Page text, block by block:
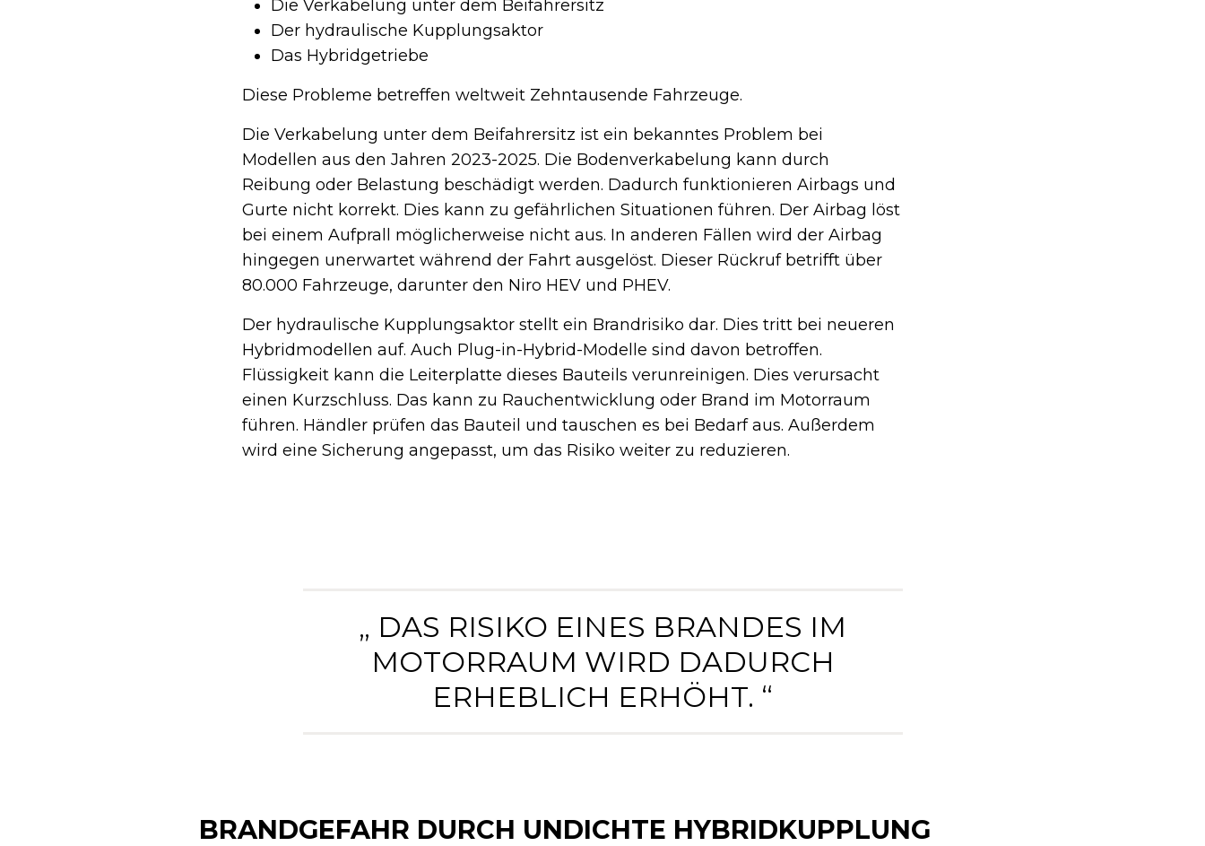
Die Verkabelung unter dem Beifahrersitz
Der hydraulische Kupplungsaktor
Das Hybridgetriebe
Diese Probleme betreffen weltweit Zehntausende Fahrzeuge.
Die Verkabelung unter dem Beifahrersitz ist ein bekanntes Problem bei
Modellen aus den Jahren 2023-2025. Die Bodenverkabelung kann durch
Reibung oder Belastung beschädigt werden. Dadurch funktionieren Airbags und
Gurte nicht korrekt. Dies kann zu gefährlichen Situationen führen. Der Airbag löst
bei einem Aufprall möglicherweise nicht aus. In anderen Fällen wird der Airbag
hingegen unerwartet während der Fahrt ausgelöst. Dieser Rückruf betrifft über
80.000 Fahrzeuge, darunter den Niro HEV und PHEV.
Der hydraulische Kupplungsaktor stellt ein Brandrisiko dar. Dies tritt bei neueren
Hybridmodellen auf. Auch Plug-in-Hybrid-Modelle sind davon betroffen.
Flüssigkeit kann die Leiterplatte dieses Bauteils verunreinigen. Dies verursacht
einen Kurzschluss. Das kann zu Rauchentwicklung oder Brand im Motorraum
führen. Händler prüfen das Bauteil und tauschen es bei Bedarf aus. Außerdem
wird eine Sicherung angepasst, um das Risiko weiter zu reduzieren.
„ DAS RISIKO EINES BRANDES IM
MOTORRAUM WIRD DADURCH
ERHEBLICH ERHÖHT. “
BRANDGEFAHR DURCH UNDICHTE HYBRIDKUPPLUNG